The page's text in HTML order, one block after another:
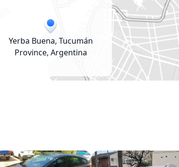
Yerba Buena, Tucumán
Province, Argentina